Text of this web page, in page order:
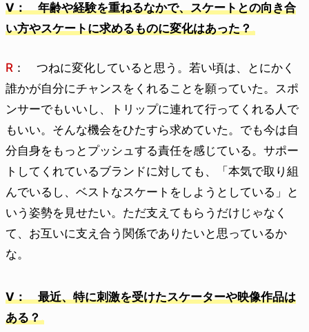
V： 年齢や経験を重ねるなかで、スケートとの向き合
い方やスケートに求めるものに変化はあった？
R ： つねに変化していると思う。若い頃は、とにかく
誰かが自分にチャンスをくれることを願っていた。スポ
ンサーでもいいし、トリップに連れて行ってくれる人で
もいい。そんな機会をひたすら求めていた。でも今は自
分自身をもっとプッシュする責任を感じている。サポー
トしてくれているブランドに対しても、「本気で取り組
んでいるし、ベストなスケートをしようとしている」と
いう姿勢を見せたい。ただ支えてもらうだけじゃなく
て、お互いに支え合う関係でありたいと思っているか
な。
V： 最近、特に刺激を受けたスケーターや映像作品は
ある？